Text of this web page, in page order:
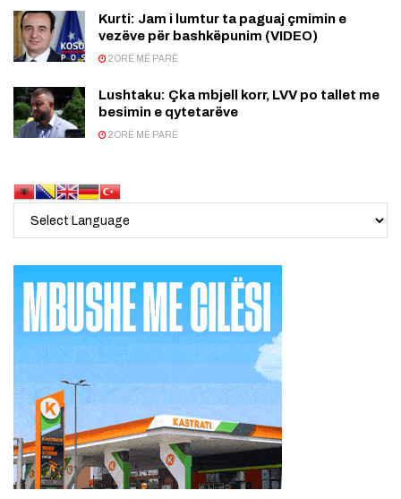
Kurti: Jam i lumtur ta paguaj çmimin e
vezëve për bashkëpunim (VIDEO)
2 ORË MË PARË
Lushtaku: Çka mbjell korr, LVV po tallet me
besimin e qytetarëve
2 ORË MË PARË